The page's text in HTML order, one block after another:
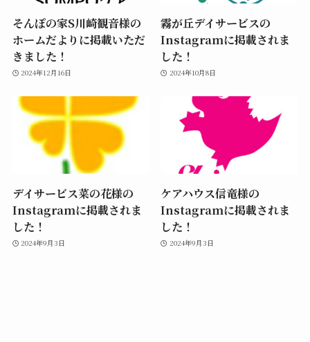
そんぽの家S川崎観音様の
ホームだよりに掲載いただ
きました！
2024年12月16日
霧が丘デイサービスの
Instagramに掲載されま
した！
2024年10月8日
デイサービス菜の花様の
Instagramに掲載されま
した！
2024年9月3日
ケアハウス信竜様の
Instagramに掲載されま
した！
2024年9月3日